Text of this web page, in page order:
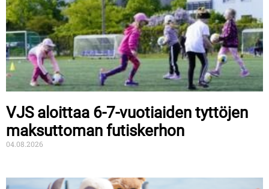
VJS aloittaa 6-7-vuotiaiden tyttöjen
maksuttoman futiskerhon
04.08.2026